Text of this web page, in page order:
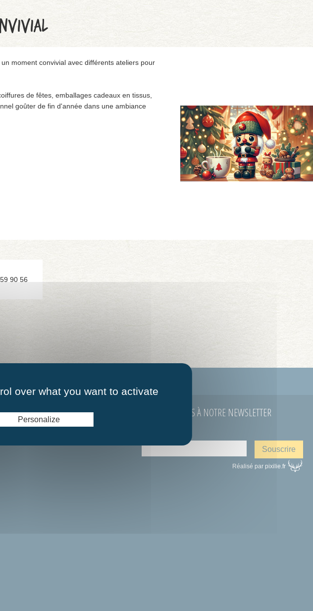
moment convivial avec différents ateliers pour
de fêtes, emballages cadeaux en tissus,
goûter de fin d'année dans une ambiance
90 56
ABONNEZ-VOUS À NOTRE NEWSLETTER
Réalisé par pixilie.fr
over what you want to activate
Personalize